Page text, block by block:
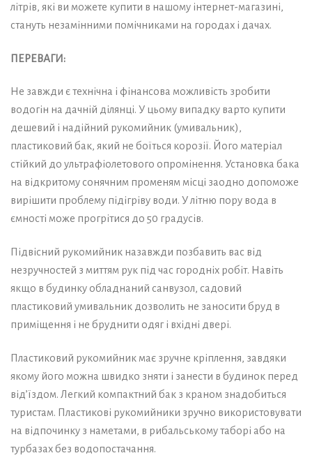
літрів, які ви можете купити в нашому інтернет-магазині,
стануть незамінними помічниками на городах і дачах.
ПЕРЕВАГИ:
Не завжди є технічна і фінансова можливість зробити
водогін на дачній ділянці. У цьому випадку варто купити
дешевий і надійний рукомийник (умивальник),
пластиковий бак, який не боїться корозії. Його матеріал
стійкий до ультрафіолетового опромінення. Установка бака
на відкритому сонячним променям місці заодно допоможе
вирішити проблему підігріву води. У літню пору вода в
ємності може прогрітися до 50 градусів.
Підвісний рукомийник назавжди позбавить вас від
незручностей з миттям рук під час городніх робіт. Навіть
якщо в будинку обладнаний санвузол, садовий
пластиковий умивальник дозволить не заносити бруд в
приміщення і не бруднити одяг і вхідні двері.
Пластиковий рукомийник має зручне кріплення, завдяки
якому його можна швидко зняти і занести в будинок перед
від’їздом. Легкий компактний бак з краном знадобиться
туристам. Пластикові рукомийники зручно використовувати
на відпочинку з наметами, в рибальському таборі або на
турбазах без водопостачання.